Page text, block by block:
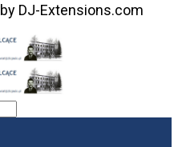
by DJ-Extensions.com